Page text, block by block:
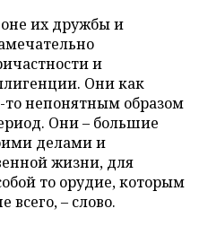
их дружбы и
и
Они как
непонятным образом
Они – большие
делами и
жизни, для
то орудие, которым
всего, – слово.